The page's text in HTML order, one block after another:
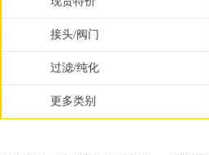
接头/阀门
过滤/纯化
更多类别